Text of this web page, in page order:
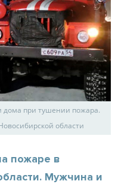
дома при тушении пожара.
области
пожаре в
Мужчина и